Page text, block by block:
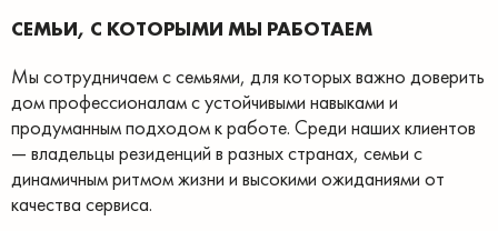
СЕМЬИ, С КОТОРЫМИ МЫ РАБОТАЕМ
Мы сотрудничаем с семьями, для которых важно доверить
дом профессионалам с устойчивыми навыками и
продуманным подходом к работе. Среди наших клиентов
— владельцы резиденций в разных странах, семьи с
динамичным ритмом жизни и высокими ожиданиями от
качества сервиса.